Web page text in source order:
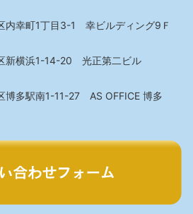
内幸町1丁目3-1 幸ビルディング9Ｆ
新横浜1-14-20 光正第二ビル
博多駅南1-11-27 AS OFFICE 博多